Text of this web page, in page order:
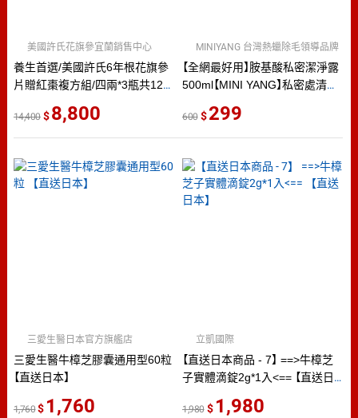
養生首選/美國許氏6年根花旗參
片贈紅棗複方組/四兩*3瓶共12
蔘/參片/快速出貨/免運費
美國許氏花旗參宜蘭銷售中心
14,400 8,800
【全網最好用】胺基酸私密潔淨露
500ml【MINI YANG】私密處清潔
養
MINIYANG 台灣熱蠟除毛領導品牌
600 299
三愛生醫牛樟芝膠囊通用型60粒
【直送日本】
三愛生醫日本官方旗艦店
1,760 1,760
【直送日本商品 - 7】 ==>牛樟芝
子實體滴錠2g*1入<== 【直送日
立凱國際
1,980 1,980